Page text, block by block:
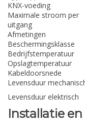
KNX-voeding
Maximale stroom per
uitgang
Afmetingen
Beschermingsklasse
Bedrijfstemperatuur
Opslagtemperatuur
Kabeldoorsnede
Levensduur
Levensduur elektrisch
Installatie